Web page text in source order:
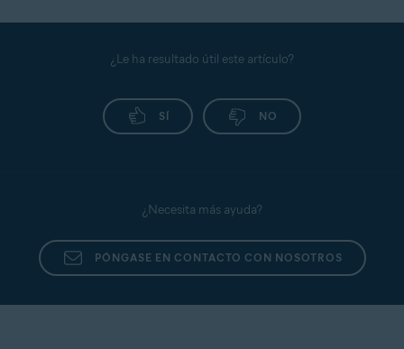
¿Le ha resultado útil este artículo?
SÍ NO
¿Necesita más ayuda?
PÓNGASE EN CONTACTO CON NOSOTROS